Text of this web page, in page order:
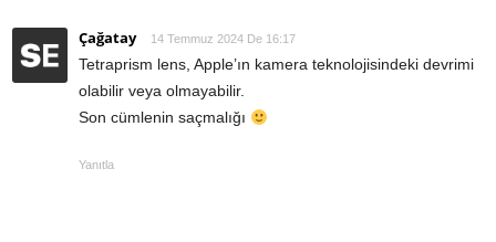
Çağatay 14 Temmuz 2024 De 16:17
Tetraprism lens, Apple’ın kamera teknolojisindeki devrimi
olabilir veya olmayabilir.
Son cümlenin saçmalığı
Yanıtla